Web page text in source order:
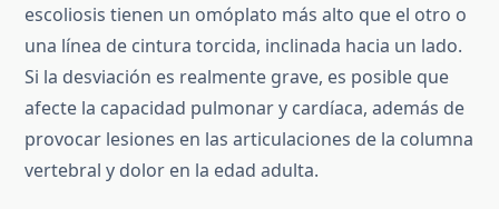
escoliosis tienen un omóplato más alto que el otro o
una línea de cintura torcida, inclinada hacia un lado.
Si la desviación es realmente grave, es posible que
afecte la capacidad pulmonar y cardíaca, además de
provocar lesiones en las articulaciones de la columna
vertebral y dolor en la edad adulta.